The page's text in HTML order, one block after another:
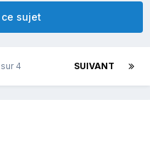
sujet
SUIVANT
4